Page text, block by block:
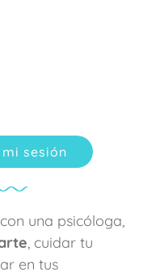
sesión
una psicóloga,
, cuidar tu
en tus